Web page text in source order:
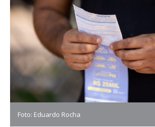
Foto: Eduardo Rocha